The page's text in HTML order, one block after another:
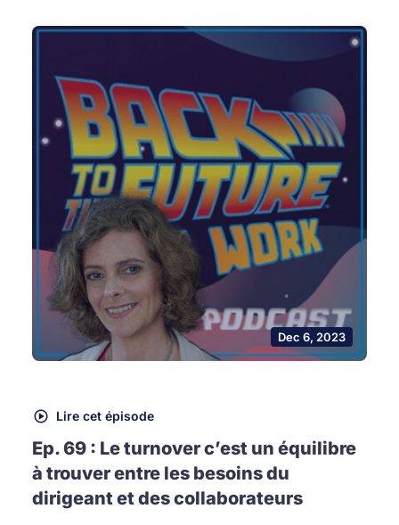
Dec 6, 2023
Lire cet épisode
Ep. 69 : Le turnover c’est un équilibre
à trouver entre les besoins du
dirigeant et des collaborateurs